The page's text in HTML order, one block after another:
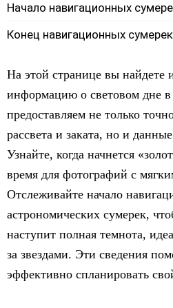
Начало навигационных
Конец навигационных сумерек
На этой странице вы
информацию о световом дне
предоставляем не только
рассвета и заката, но и
Узнайте, когда начнется
время для фотографий с
Отслеживайте начало
астрономических сумерек,
наступит полная темнота,
за звездами. Эти сведения
эффективно спланировать